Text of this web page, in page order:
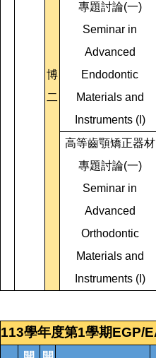
博
二
專題討論(一)
Seminar in
Advanced
Endodontic
Materials and
Instruments (I)
高等齒顎矯正器材
專題討論(一)
Seminar in
Advanced
Orthodontic
Materials and
Instruments (I)
113學年度第1學期EGP/